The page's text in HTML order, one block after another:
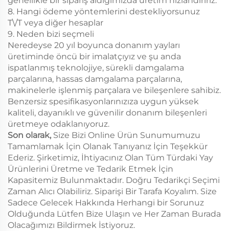
8. Hangi ödeme yöntemlerini destekliyorsunuz
T\/T veya diğer hesaplar
9. Neden bizi seçmeli
Neredeyse 20 yıl boyunca donanım yayları
üretiminde öncü bir imalatçıyız ve şu anda
ispatlanmış teknolojiye, sürekli damgalama
parçalarına, hassas damgalama parçalarına,
makinelerle işlenmiş parçalara ve bileşenlere sahibiz.
Benzersiz spesifikasyonlarınızıza uygun yüksek
kaliteli, dayanıklı ve güvenilir donanım bileşenleri
üretmeye odaklanıyoruz.
Son olarak, Size Bizi Online Ürün Sunumumuzu
Tamamlamak İçin Olanak Tanıyanız İçin Teşekkür
Ederiz. Şirketimiz, İhtiyacınız Olan Tüm Türdaki Yay
Ürünlerini Üretme ve Tedarik Etmek İçin
Kapasitemiz Bulunmaktadır. Doğru Tedarikçi Seçimi
Zaman Alıcı Olabiliriz. Siparişi Bir Tarafa Koyalım. Size
Sadece Gelecek Hakkında Herhangi bir Sorunuz
Olduğunda Lütfen Bize Ulaşın ve Her Zaman Burada
Olacağımızı Bildirmek İstiyoruz.